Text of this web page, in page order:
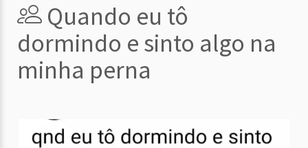
Quando eu tô
dormindo e sinto algo na
minha perna